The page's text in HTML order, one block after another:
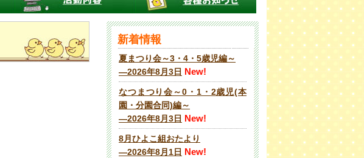
新着情報
夏まつり会～3・4・5歳児編～
―2026年8月3日 New!
なつまつり会～0・1・2歳児(本
園・分園合同)編～
―2026年8月3日 New!
8月ひよこ組おたより
―2026年8月1日 New!